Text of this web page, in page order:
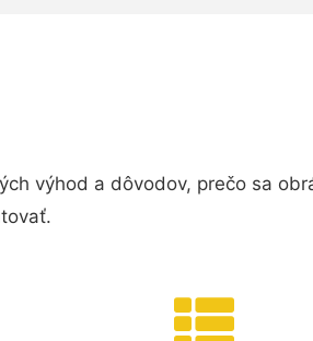
výhod a dôvodov, prečo sa